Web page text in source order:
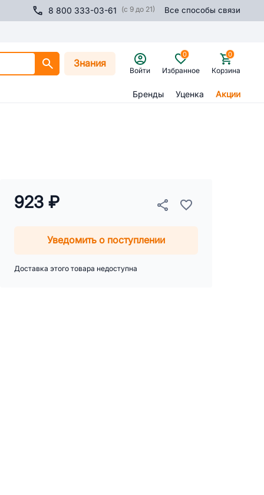
8 800 333-03-61 (с 9 до 21) Все способы связи
Знания
Войти Избранное
0
Корзина
0
Бренды Уценка Акции
923 ₽
Уведомить о поступлении
Доставка этого товара недоступна